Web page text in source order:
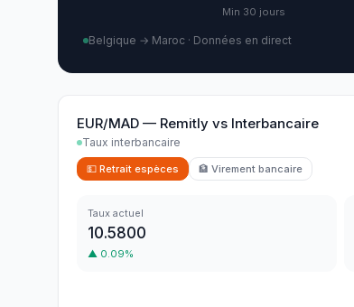
Min 30 jours
Belgique → Maroc · Données en direct
EUR/MAD — Remitly vs Interbancaire
Taux interbancaire
💵 Retrait espèces 🏦 Virement bancaire
Taux actuel
10.5800
▲ 0.09%